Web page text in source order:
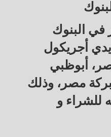
في البنوك
أجريكول
أبوظبي
مصر، وذلك
47.50 جنيه للشراء و